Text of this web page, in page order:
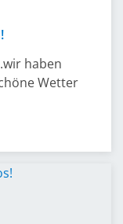
haben
Wetter